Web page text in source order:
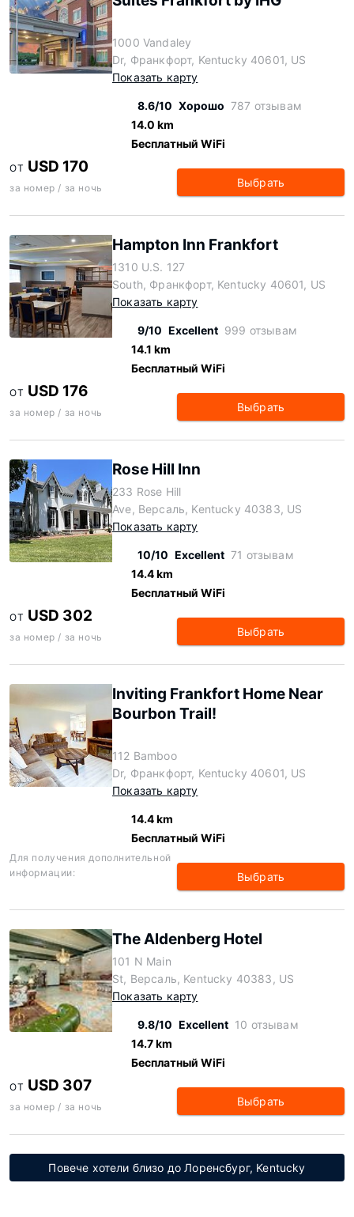
1000 Vandaley
Dr, Франкфорт, Kentucky 40601, US
Показать карту
8.6/10 Хорошо 787 отзывам
14.0 km
Бесплатный WiFi
ОТ USD 170
за номер / за ночь Выбрать
Hampton Inn Frankfort
1310 U.S. 127
South, Франкфорт, Kentucky 40601, US
Показать карту
9/10 Excellent 999 отзывам
14.1 km
Бесплатный WiFi
ОТ USD 176
за номер / за ночь Выбрать
Rose Hill Inn
233 Rose Hill
Ave, Версаль, Kentucky 40383, US
Показать карту
10/10 Excellent 71 отзывам
14.4 km
Бесплатный WiFi
ОТ USD 302
за номер / за ночь Выбрать
Inviting Frankfort Home Near
Bourbon Trail!
112 Bamboo
Dr, Франкфорт, Kentucky 40601, US
Показать карту
14.4 km
Бесплатный WiFi
Для получения дополнительной
информации:
Выбрать
The Aldenberg Hotel
101 N Main
St, Версаль, Kentucky 40383, US
Показать карту
9.8/10 Excellent 10 отзывам
14.7 km
Бесплатный WiFi
ОТ USD 307
за номер / за ночь Выбрать
Повече хотели близо до Лоренсбург, Kentucky